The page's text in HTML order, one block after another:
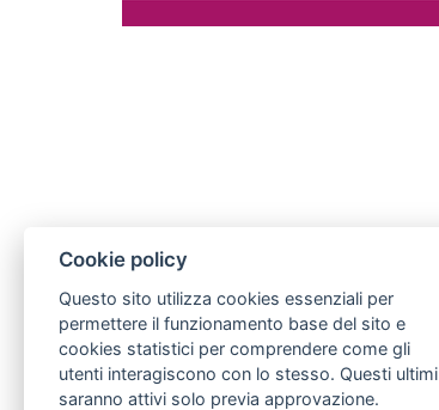
Cookie policy
Questo sito utilizza cookies essenziali per
permettere il funzionamento base del sito e
cookies statistici per comprendere come gli
utenti interagiscono con lo stesso. Questi ultimi
saranno attivi solo previa approvazione.